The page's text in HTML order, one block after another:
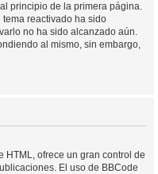
principio de la primera página.
reactivado ha sido
no ha sido alcanzado aún.
al mismo, sin embargo,
HTML, ofrece un gran control de
El uso de BBCode